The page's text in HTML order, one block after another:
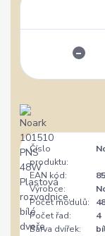
Číslo
produktu:
EAN kód:
Výrobce:
Počet modulů:
Počet řad:
4
Barva dvířek: